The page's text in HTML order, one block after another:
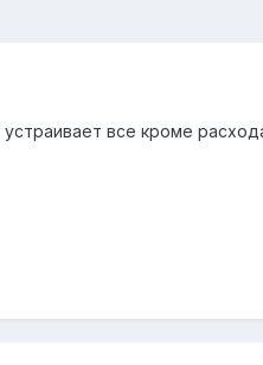
все кроме